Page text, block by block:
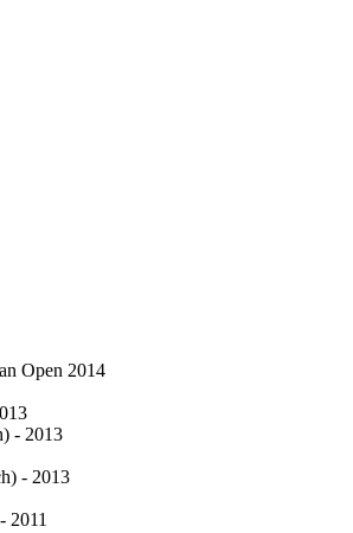
Open 2014
- 2013
- 2013
2011